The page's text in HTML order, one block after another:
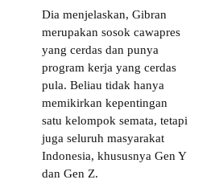
Dia menjelaskan, Gibran
merupakan sosok cawapres
yang cerdas dan punya
program kerja yang cerdas
pula. Beliau tidak hanya
memikirkan kepentingan
satu kelompok semata, tetapi
juga seluruh masyarakat
Indonesia, khususnya Gen Y
dan Gen Z.